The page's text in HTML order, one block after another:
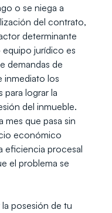
o se niega a
del contrato,
determinante
equipo jurídico es
demandas de
inmediato los
para lograr la
del inmueble.
que pasa sin
económico
eficiencia procesal
el problema se
posesión de tu